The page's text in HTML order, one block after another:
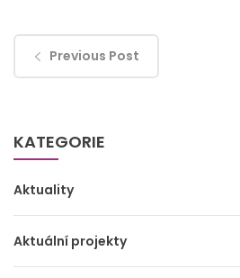
Previous Post
KATEGORIE
Aktuality
Aktuální projekty